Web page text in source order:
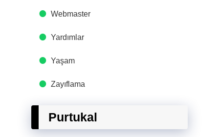
Webmaster
Yardımlar
Yaşam
Zayıflama
Purtukal